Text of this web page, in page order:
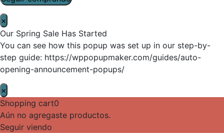
×
Our Spring Sale Has Started
You can see how this popup was set up in our step-by-
step guide: https://wppopupmaker.com/guides/auto-
opening-announcement-popups/
×
Shopping cart0
Aún no agregaste productos.
Seguir viendo